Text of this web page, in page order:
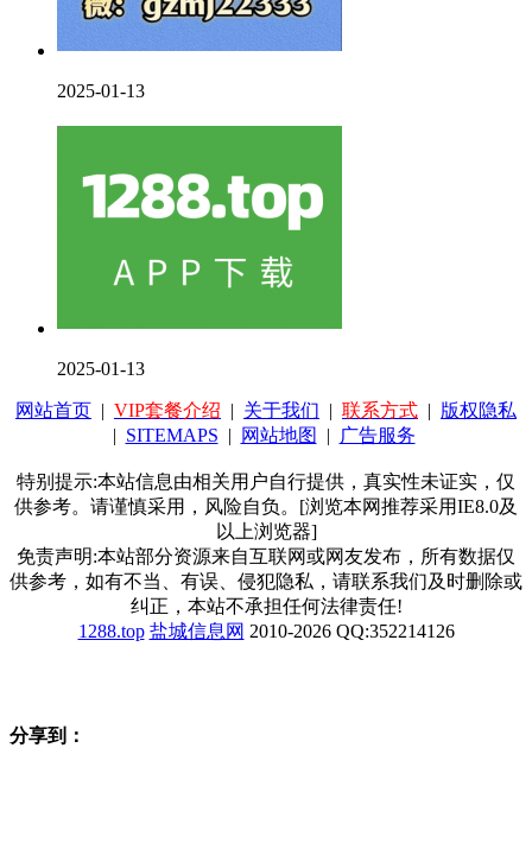
2025-01-13
2025-01-13
网站首页 | VIP套餐介绍 | 关于我们 | 联系方式 | 版权隐私
| SITEMAPS | 网站地图 | 广告服务
特别提示:本站信息由相关用户自行提供，真实性未证实，仅
供参考。请谨慎采用，风险自负。[浏览本网推荐采用IE8.0及
以上浏览器]
免责声明:本站部分资源来自互联网或网友发布，所有数据仅
供参考，如有不当、有误、侵犯隐私，请联系我们及时删除或
纠正，本站不承担任何法律责任!
1288.top 盐城信息网 2010-2026 QQ:352214126
分享到：